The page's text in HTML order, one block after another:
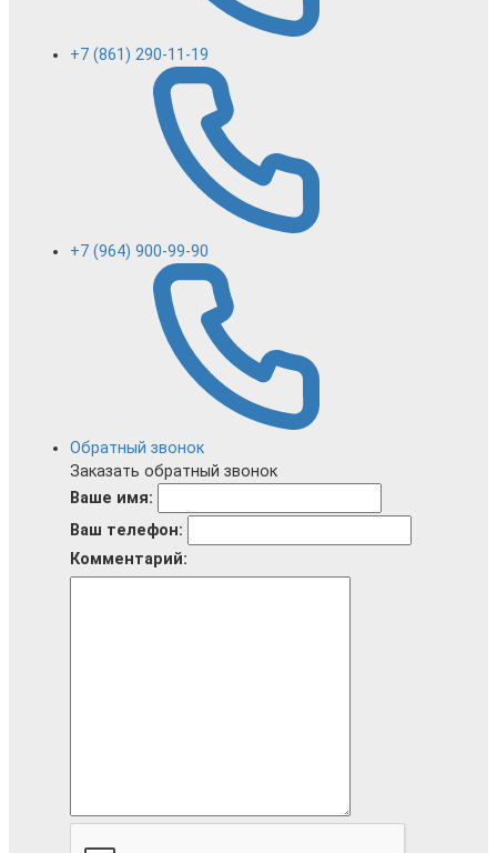
+7 (861) 290-11-19
+7 (964) 900-99-90
Обратный звонок
Заказать обратный звонок
Ваше имя:
Ваш телефон:
Комментарий: